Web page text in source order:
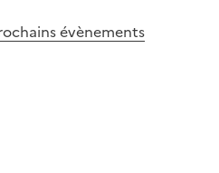
évènements